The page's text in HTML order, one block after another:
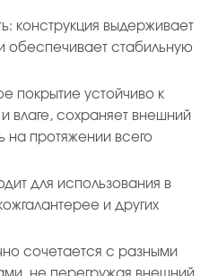
конструкция выдерживает
обеспечивает стабильную
покрытие устойчиво к
влаге, сохраняет внешний
на протяжении всего
для использования в
и других
сочетается с разными